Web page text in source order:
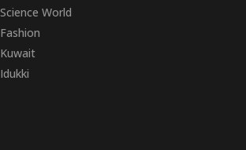
Science World
Fashion
Kuwait
Idukki